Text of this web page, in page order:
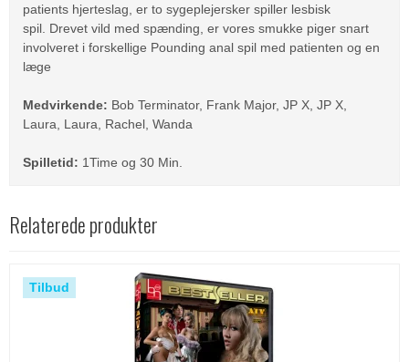
patients hjerteslag, er to sygeplejersker spiller lesbisk
spil. Drevet vild med spænding, er vores smukke piger snart
involveret i forskellige Pounding anal spil med patienten og en
læge
Medvirkende: Bob Terminator, Frank Major, JP X, JP X,
Laura, Laura, Rachel, Wanda
Spilletid: 1Time og 30 Min.
Relaterede produkter
Tilbud